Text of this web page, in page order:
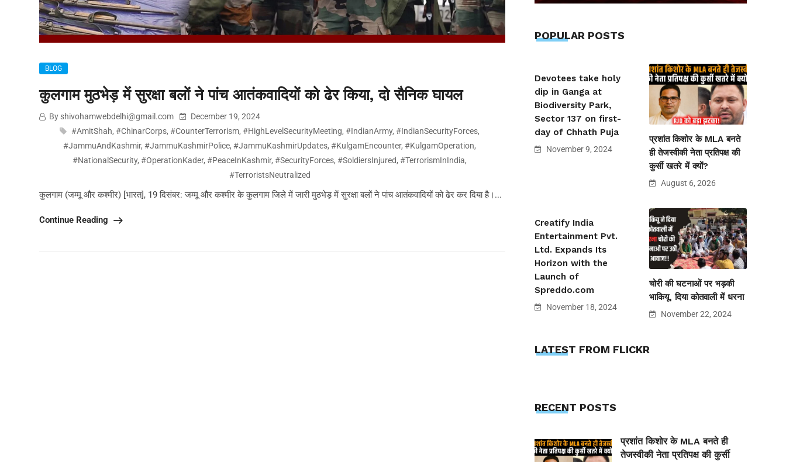
BLOG
कुलगाम मुठभेड़ में सुरक्षा बलों ने पांच आतंकवादियों को ढेर किया, दो सैनिक घायल
By shivohamwebdelhi@gmail.com
December 19, 2024
#AmitShah,#ChinarCorps,#CounterTerrorism,#HighLevelSecurityMeeting,#IndianArmy,#IndianSecurityForces,
#JammuAndKashmir,#JammuKashmirPolice,#JammuKashmirUpdates,#KulgamEncounter,#KulgamOperation,
#NationalSecurity,#OperationKader,#PeaceInKashmir,#SecurityForces,#SoldiersInjured,#TerrorismInIndia,
#TerroristsNeutralized
कुलगाम (जम्मू और कश्मीर) [भारत], 19 दिसंबर: जम्मू और कश्मीर के कुलगाम जिले में जारी मुठभेड़ में सुरक्षा बलों ने पांच आतंकवादियों को ढेर कर दिया है।...
Continue Reading
POPULAR POSTS
Devotees take holy
dip in Ganga at
Biodiversity Park,
Sector 137 on first-
day of Chhath Puja
November 9, 2024
प्रशांत किशोर के MLA बनते
ही तेजस्वीकी नेता प्रतिपक्ष की
कुर्सी खतरे में क्यों?
August 6, 2026
Creatify India
Entertainment Pvt.
Ltd. Expands Its
Horizon with the
Launch of
Spreddo.com
November 18, 2024
चोरी की घटनाओं पर भड़की
भाकियू, दिया कोतवाली में धरना
November 22, 2024
LATEST FROM FLICKR
RECENT POSTS
प्रशांत किशोर के MLA बनते ही
तेजस्वीकी नेता प्रतिपक्ष की कुर्सी